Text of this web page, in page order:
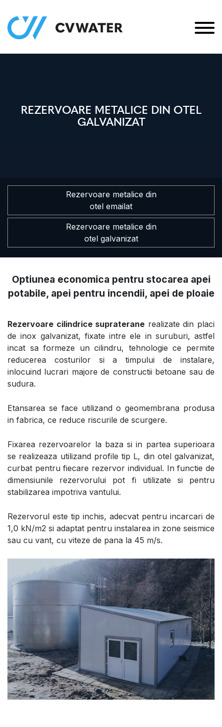
REZERVOARE METALICE DIN OTEL
GALVANIZAT
Rezervoare metalice din
otel emailat
Rezervoare metalice din
otel galvanizat
Optiunea economica pentru stocarea apei
potabile, apei pentru incendii, apei de ploaie
Rezervoare cilindrice supraterane realizate din placi
de inox galvanizat, fixate intre ele in suruburi, astfel
incat sa formeze un cilindru, tehnologie ce permite
reducerea costurilor si a timpului de instalare,
inlocuind lucrari majore de constructii betoane sau de
sudura.
Etansarea se face utilizand o geomembrana produsa
in fabrica, ce reduce riscurile de scurgere.
Fixarea rezervoarelor la baza si in partea superioara
se realizeaza utilizand profile tip L, din otel galvanizat,
curbat pentru fiecare rezervor individual. In functie de
dimensiunile rezervorului pot fi utilizate si pentru
stabilizarea impotriva vantului.
Rezervorul este tip inchis, adecvat pentru incarcari de
1,0 kN/m2 si adaptat pentru instalarea in zone seismice
sau cu vant, cu viteze de pana la 45 m/s.